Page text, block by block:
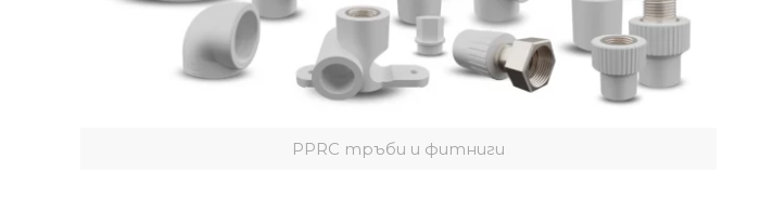
PPRC тръби и фитниги